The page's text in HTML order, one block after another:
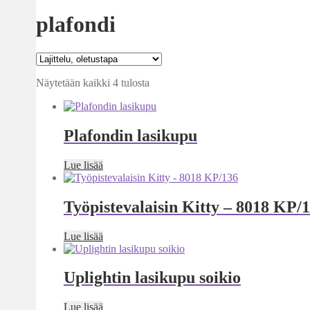
plafondi
Näytetään kaikki 4 tulosta
Plafondin lasikupu
Lue lisää
Työpistevalaisin Kitty – 8018 KP/
Lue lisää
Uplightin lasikupu soikio
Lue lisää